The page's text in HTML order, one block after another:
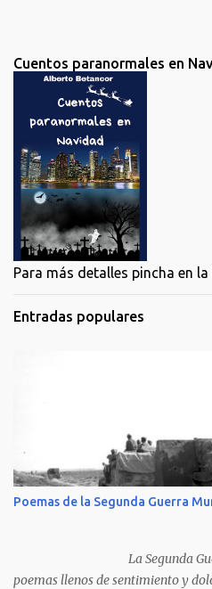
Cuentos paranormales en
Para más detalles pincha en la
Entradas populares
Poemas de la Segunda Guerra
Por
La Segunda Guerra
poemas llenos de sentimiento y